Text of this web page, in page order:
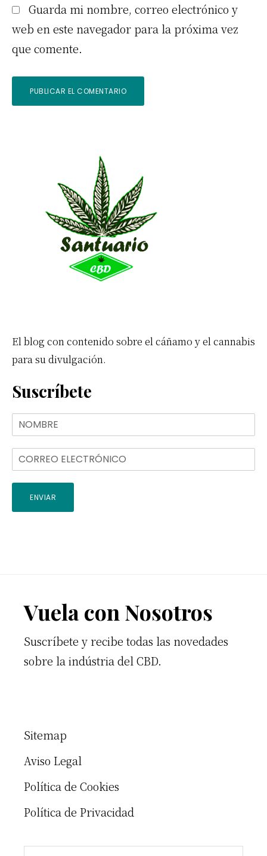
Guarda mi nombre, correo electrónico y
web en este navegador para la próxima vez
que comente.
lateral
primaria
El blog con contenido sobre el cáñamo y el cannabis
para su divulgación.
Suscríbete
ENVIAR
Footer
Vuela con Nosotros
Suscríbete y recibe todas las novedades
sobre la indústria del CBD.
Sitemap
Aviso Legal
Política de Cookies
Política de Privacidad